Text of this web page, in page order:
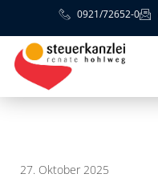
0921/72652-0
27. Oktober 2025